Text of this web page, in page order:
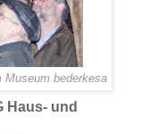
Museum bederkesa
Haus- und